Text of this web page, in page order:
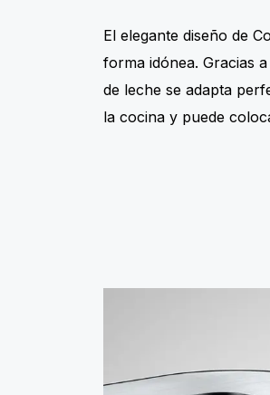
El elegante diseño de
forma idónea. Gracias
de leche se adapta
la cocina y puede